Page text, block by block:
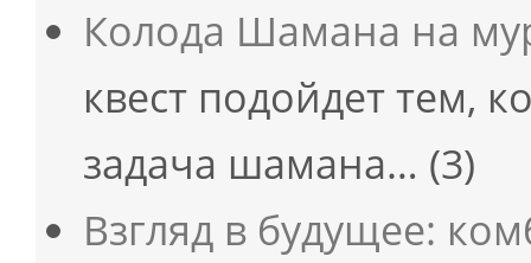
Колода Шамана на
квест подойдет тем,
задача шамана… (3)
Взгляд в будущее: